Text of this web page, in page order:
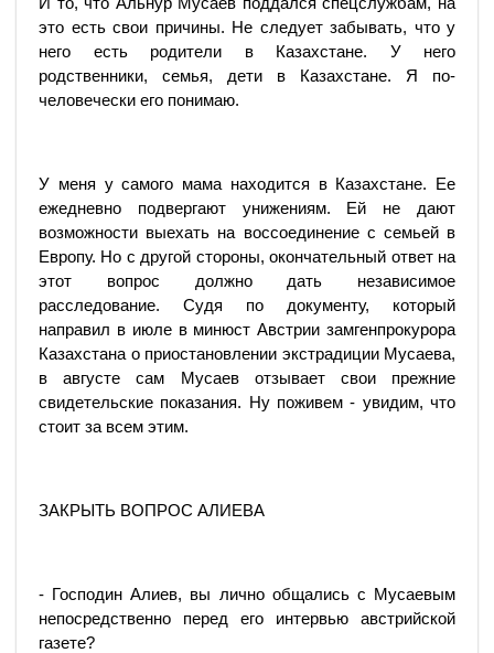
это есть свои причины. Не следует забывать, что у
него есть родители в Казахстане. У него
родственники, семья, дети в Казахстане. Я по-
человечески его понимаю.
У меня у самого мама находится в Казахстане. Ее
ежедневно подвергают унижениям. Ей не дают
возможности выехать на воссоединение с семьей в
Европу. Но с другой стороны, окончательный ответ на
этот вопрос должно дать независимое
расследование. Судя по документу, который
направил в июле в минюст Австрии замгенпрокурора
Казахстана о приостановлении экстрадиции Мусаева,
в августе сам Мусаев отзывает свои прежние
свидетельские показания. Ну поживем - увидим, что
стоит за всем этим.
ЗАКРЫТЬ ВОПРОС АЛИЕВА
- Господин Алиев, вы лично общались с Мусаевым
непосредственно перед его интервью австрийской
газете?